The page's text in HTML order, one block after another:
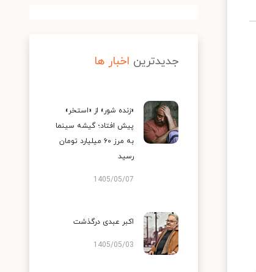
جدیدترین اخبار ها
«زنده شور» از «استخر»
پیش افتاد؛ گیشه سینما
به مرز ۶۰ میلیارد تومان
رسید
1405/05/07
اکبر عبدی درگذشت
1405/05/03